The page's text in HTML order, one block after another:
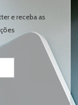
e receba as